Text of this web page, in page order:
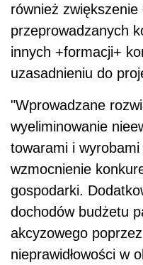
również
przeprowadzanych
innych +formacji+
uzasadnieniu do
"Wprowadzane
wyeliminowanie
towarami i
wzmocnienie
gospodarki.
dochodów budżetu
akcyzowego
nieprawidłowości w